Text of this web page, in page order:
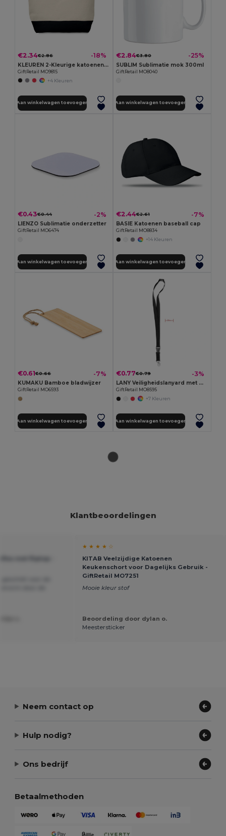
€2.34€2.86 -18%
KLEUREN 2-Kleurige katoenen toilettas
GiftRetail MO9815
+4 Kleuren
Aan winkelwagen toevoegen
€2.84€3.80 -25%
SUBLIM Sublimatie mok 300ml
GiftRetail MO8040
Aan winkelwagen toevoegen
€0.43€0.44 -2%
LIENZO Sublimatie onderzetter
GiftRetail MO6474
Aan winkelwagen toevoegen
€2.44€2.61 -7%
BASIE Katoenen baseball cap
GiftRetail MO8834
+14 Kleuren
Aan winkelwagen toevoegen
€0.61€0.66 -7%
KUMAKU Bamboe bladwijzer
GiftRetail MO6593
Aan winkelwagen toevoegen
€0.77€0.79 -3%
LANY Veiligheidslanyard met Metalen Haak en Breekpunt
GiftRetail MO8595
+7 Kleuren
Aan winkelwagen toevoegen
Klantbeoordelingen
★ ★ ★ ★ ☆
KITAB Veelzijdige Katoenen
Keukenschort voor Dagelijks Gebruik -
GiftRetail MO7251
Mooie kleur stof
Beoordeling door dylan o.
Meestersticker
Neem contact op
Hulp nodig?
Ons bedrijf
Betaalmethoden